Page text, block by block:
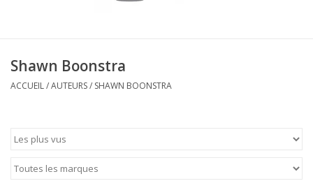
Shawn Boonstra
ACCUEIL/AUTEURS/ SHAWN BOONSTRA